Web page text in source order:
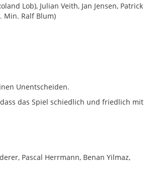
Lob), Julian Veith, Jan Jensen, Patrick
Min. Ralf Blum)
Unentscheiden.
das Spiel schiedlich und friedlich mit
Pascal Herrmann, Benan Yilmaz,